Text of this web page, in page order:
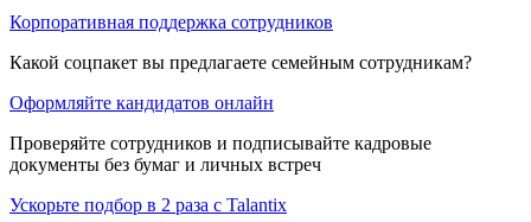
Корпоративная поддержка сотрудников
Какой соцпакет вы предлагаете семейным сотрудникам?
Оформляйте кандидатов онлайн
Проверяйте сотрудников и подписывайте кадровые
документы без бумаг и личных встреч
Ускорьте подбор в 2 раза с Talantix